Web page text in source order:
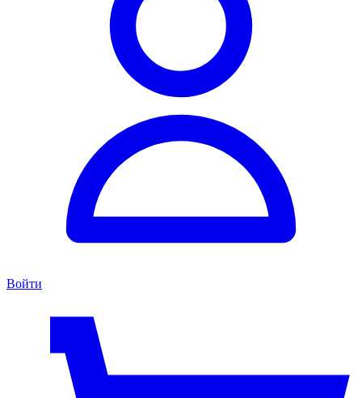
Войти